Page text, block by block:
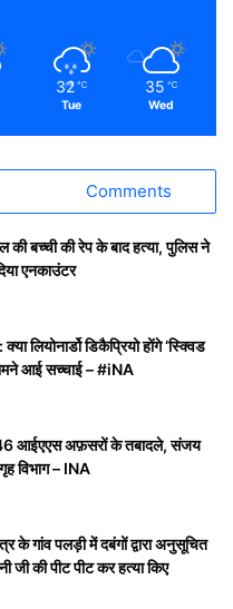
32 ℃
Tue
35 ℃
Wed
Comments
बच्ची की रेप के बाद हत्या, पुलिस ने
एनकाउंटर
डिकैप्रियो होंगे ‘स्क्विड
आई सच्चाई – #iNA
आईएएस अफ़सरों के तबादले, संजय
विभाग – INA
के गांव पलड़ी में दबंगों द्वारा अनुसूचित
जी की पीट पीट कर हत्या किए